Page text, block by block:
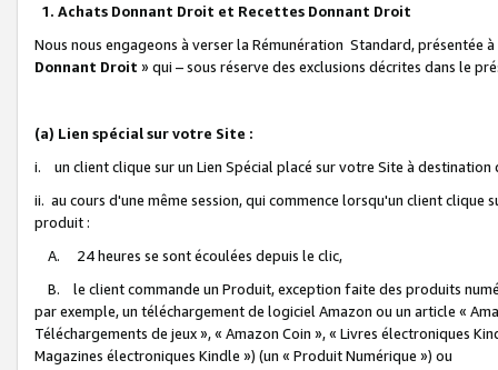
1. Achats Donnant Droit et Recettes Donnant Droit
Nous nous engageons à verser la Rémunération Standard, présentée
Donnant Droit » qui – sous réserve des exclusions décrites dans le
(a) Lien spécial sur votre Site :
i. un client clique sur un Lien Spécial placé sur votre Site à destination
ii. au cours d'une même session, qui commence lorsqu'un client
produit :
A. 24 heures se sont écoulées depuis le clic,
B. le client commande un Produit, exception faite des produits
par exemple, un téléchargement de logiciel Amazon ou un article «
Téléchargements de jeux », « Amazon Coin », « Livres électroniques
Magazines électroniques Kindle ») (un « Produit Numérique ») ou